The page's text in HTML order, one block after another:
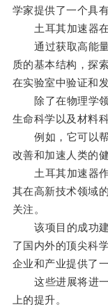
学家提供了一个具
土耳其加速器在
通过获取高能量
质的基本结构，探
在实验室中验证和
除了在物理学领
生命科学以及材料
例如，它可以帮
改善和加速人类的
土耳其加速器作
其在高新技术领域
关注。
该项目的成功建
了国内外的顶尖科
企业和产业提供了
这些进展将进一
上的提升。